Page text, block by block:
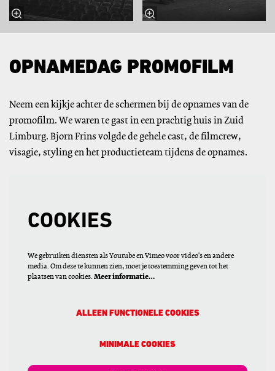
OPNAMEDAG PROMOFILM
Neem een kijkje achter de schermen bij de opnames van de
promofilm. We waren te gast in een prachtig huis in Zuid
Limburg. Bjorn Frins volgde de gehele cast, de filmcrew,
visagie, styling en het productieteam tijdens de opnames.
COOKIES
We gebruiken diensten als Youtube en Vimeo voor video's en andere
media. Om deze te kunnen zien, moet je toestemming geven tot het
plaatsen van cookies. Meer informatie…
ALLEEN FUNCTIONELE COOKIES
MINIMALE COOKIES